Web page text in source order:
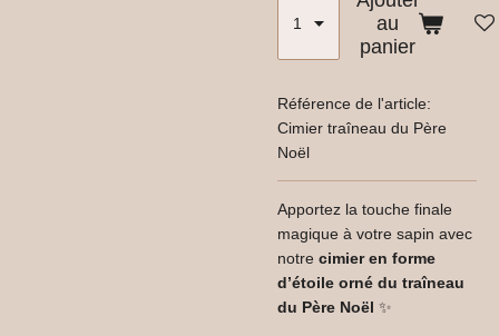
au
panier
Référence de l'article:
Cimier traîneau du Père
Noël
Apportez la touche finale
magique à votre sapin avec
notre cimier en forme
d’étoile orné du traîneau
du Père Noël ✨